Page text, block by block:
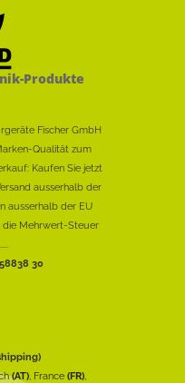
Produkte
Fischer GmbH
Qualität zum
Kaufen Sie jetzt
ausserhalb der
ausserhalb der EU
die Mehrwert-Steuer
30
(AT), France (FR),